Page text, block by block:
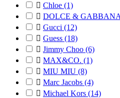
 Chloe (1)
 DOLCE & GABBANA
 Gucci (12)
 Guess (18)
 Jimmy Choo (6)
 MAX&CO. (1)
 MIU MIU (8)
 Marc Jacobs (4)
 Michael Kors (14)